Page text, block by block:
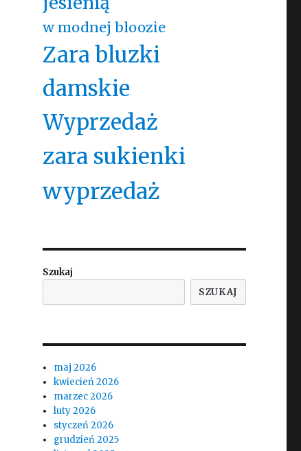
w modnej bloozie
Zara bluzki
damskie
Wyprzedaż
zara sukienki
wyprzedaż
Szukaj
SZUKAJ
maj 2026
kwiecień 2026
marzec 2026
luty 2026
styczeń 2026
grudzień 2025